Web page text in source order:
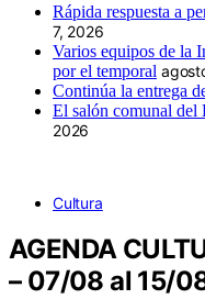
Rápida respuesta a
7, 2026
Varios equipos de la
por el temporal
Continúa la entrega
El salón comunal del
2026
Cultura
AGENDA
– 07/08 al 15/